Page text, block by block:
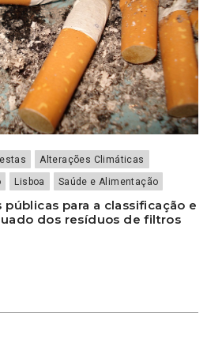
Alterações Climáticas
Lisboa Saúde e Alimentação
públicas para a classificação e
dos resíduos de filtros